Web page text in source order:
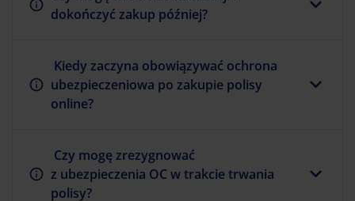
dokończyć zakup później?
Kiedy zaczyna obowiązywać ochrona
ubezpieczeniowa po zakupie polisy
online?
Czy mogę zrezygnować
z ubezpieczenia OC w trakcie trwania
polisy?